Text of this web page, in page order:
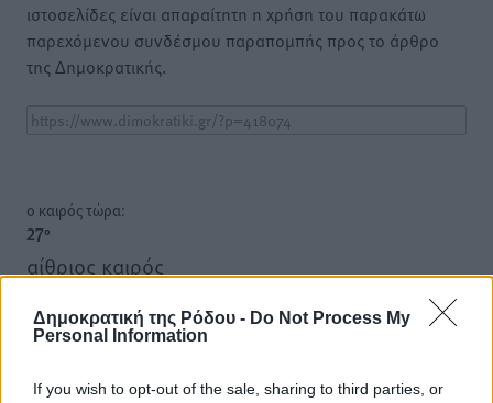
Δημοκρατική της Ρόδου - Do Not Process My
Personal Information
If you wish to opt-out of the sale, sharing to third parties, or
ιστοσελίδες είναι απαραίτητη η χρήση του παρακάτω
παρεχόμενου συνδέσμου παραπομπής προς το άρθρο
της Δημοκρατικής.
o καιρός τώρα:
27°
αίθριος καιρός
10km/h
Δ